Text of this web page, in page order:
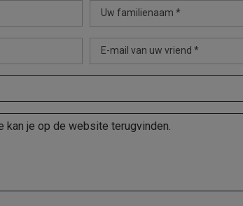
Uw familienaam *
E-mail van uw vriend *